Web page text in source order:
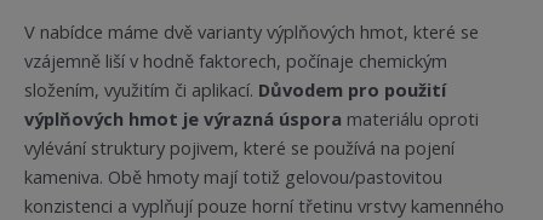
V nabídce máme dvě varianty výplňových hmot, které se
vzájemně liší v hodně faktorech, počínaje chemickým
složením, využitím či aplikací. Důvodem pro použití
výplňových hmot je výrazná úspora materiálu oproti
vylévání struktury pojivem, které se používá na pojení
kameniva. Obě hmoty mají totiž gelovou/pastovitou
konzistenci a vyplňují pouze horní třetinu vrstvy kamenného